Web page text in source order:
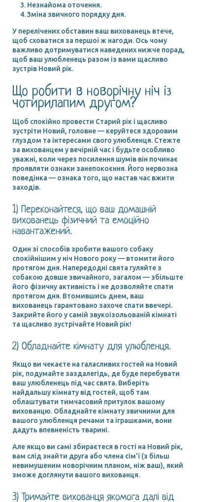
Незнайома оточення.
Зміна звичного порядку дня.
У перелічених обставин ваш вихованець втече,
щоб сховатися за першої ж нагоди. Ось чому
важливо дотримуватися наведених нижче порад,
щоб ваш улюбленець разом із вами щасливо
зустрів Новий рік.
Що робити в новорічну ніч із
чотирилапим другом?
Щоб спокійно провести Старий рік і щасливо
зустріти Новий, головне — керуйтеся здоровим
глуздом та інтересами свого улюбленця. Стежте
за вихованцем у вечірній час і будьте особливо
уважні, коли через посилення шумів він починає
проявляти ознаки занепокоєння. Його нервозна
поведінка — ознака того, що настав час вжити
заходів.
1) Переконайтеся, що ваш домашній
вихованець фізичний та емоційно
навантажений.
Один зі способів зробити вашого собаку
спокійнішим у ніч Нового року — втомити його
протягом дня. Напередодні свята гуляйте з
собакою довше звичайного, загалом — збільште
його фізичну активність і не дозволяйте спати
протягом дня. Втомившись днем, ваш
вихованець гарантовано захоче спати ввечері.
Закрийте його у самій звукоізольованій кімнаті
та щасливо зустрічайте Новий рік!
2) Обладнайте кімнату для улюбленця.
Якщо ви чекаєте на галасливих гостей на Новий
рік, подумайте заздалегідь, де буде перебувати
ваш улюбленець під час свята. Виберіть
найдальшу кімнату від гостей, щоб там
облаштувати тимчасовий притулок вашому
вихованцю. Обладнайте кімнату звичними для
вашого улюбленця речами та іграшками, вони
дадуть впевненість тварині.
Але якщо ви самі збираєтеся в гості на Новий рік,
вам слід знайти друга або члена сім'ї (з більш
невимушеним новорічним планом, ніж ваш), який
зможе доглянути вашого вихованця.
3) Тримайте вихованця якомога далі від